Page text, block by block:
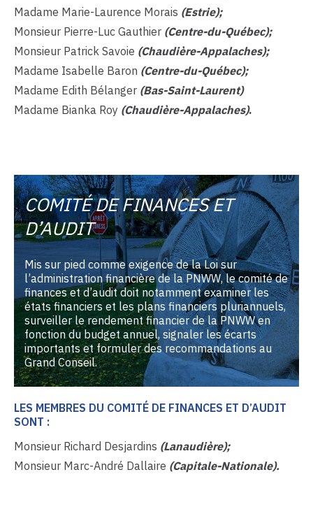
Madame Marie-Laurence Morais (Estrie);
Monsieur Pierre-Luc Gauthier (Centre-du-Québec);
Monsieur Patrick Savoie (Chaudière-Appalaches);
Madame Isabelle Baron (Centre-du-Québec);
Madame Edith Bélanger (Bas-Saint-Laurent)
Madame Bianka Roy (Chaudière-Appalaches).
COMITÉ DE FINANCES ET
D’AUDIT
Mis sur pied comme exigence de la Loi sur
l’administration financière de la PNWW, le comité de
finances et d’audit doit notamment examiner les
états financiers et les plans financiers pluriannuels,
surveiller le rendement financier de la PNWW en
fonction du budget annuel, signaler les écarts
importants et formuler des recommandations au
Grand Conseil.
LES MEMBRES DU COMITÉ DE FINANCES ET D’AUDIT
SONT :
Monsieur Richard Desjardins (Lanaudière);
Monsieur Marc-André Dallaire (Capitale-Nationale).